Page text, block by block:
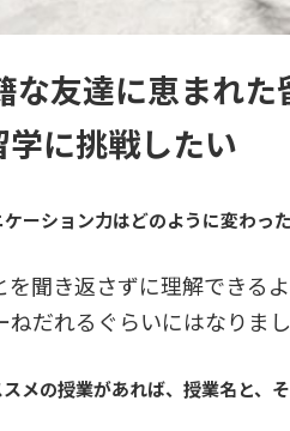
な友達に恵まれ
に挑戦したい
ーション力はどのように変わっ
聞き返さずに理解できる
だれるぐらいにはなりまし
メの授業があれば、授業名と、